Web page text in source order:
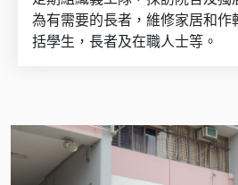
為有需要的長者，維修家居和
括學生，長者及在職人士等。